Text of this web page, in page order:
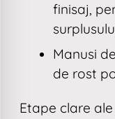
finisaj,
Manusi
de rost
Etape clare